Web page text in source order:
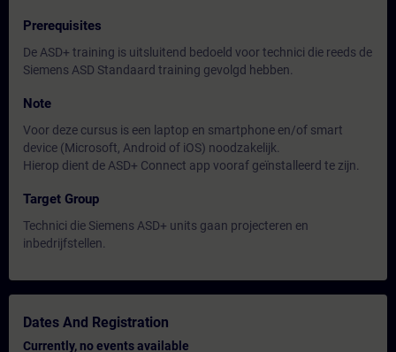
Prerequisites
De ASD+ training is uitsluitend bedoeld voor technici die reeds de
Siemens ASD Standaard training gevolgd hebben.
Note
Voor deze cursus is een laptop en smartphone en/of smart
device (Microsoft, Android of iOS) noodzakelijk.
Hierop dient de ASD+ Connect app vooraf geïnstalleerd te zijn.
Target Group
Technici die Siemens ASD+ units gaan projecteren en
inbedrijfstellen.
Dates And Registration
Currently, no events available